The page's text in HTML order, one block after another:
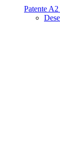
Patente A2